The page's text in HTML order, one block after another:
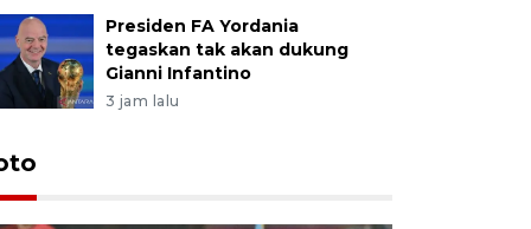
Presiden FA Yordania
tegaskan tak akan dukung
Gianni Infantino
3 jam lalu